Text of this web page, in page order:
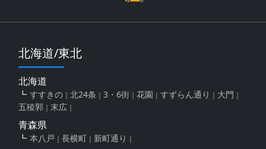
北海道/東北
北海道
すすきの 北24条 3・6街 花園 すずらん通り
大門
五稜郭
末広
青森県
本八戸 長横町 新町通り